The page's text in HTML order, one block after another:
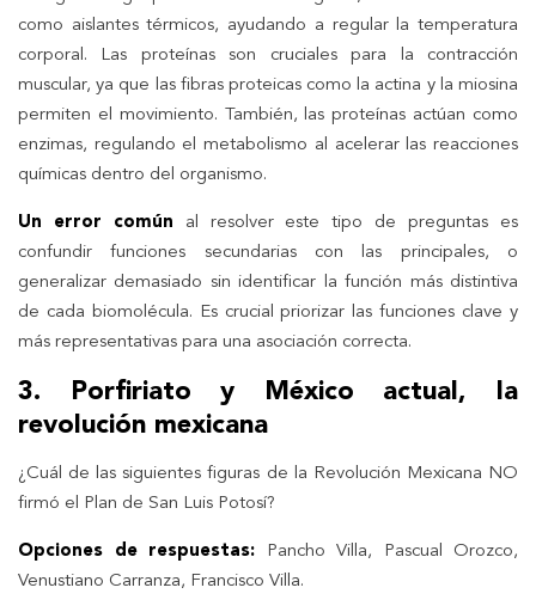
como aislantes térmicos, ayudando a regular la temperatura
corporal. Las proteínas son cruciales para la contracción
muscular, ya que las fibras proteicas como la actina y la miosina
permiten el movimiento. También, las proteínas actúan como
enzimas, regulando el metabolismo al acelerar las reacciones
químicas dentro del organismo.
Un error común al resolver este tipo de preguntas es
confundir funciones secundarias con las principales, o
generalizar demasiado sin identificar la función más distintiva
de cada biomolécula. Es crucial priorizar las funciones clave y
más representativas para una asociación correcta.
3. Porfiriato y México actual, la
revolución mexicana
¿Cuál de las siguientes figuras de la Revolución Mexicana NO
firmó el Plan de San Luis Potosí?
Opciones de respuestas:
Pancho Villa, Pascual Orozco,
Venustiano Carranza, Francisco Villa.